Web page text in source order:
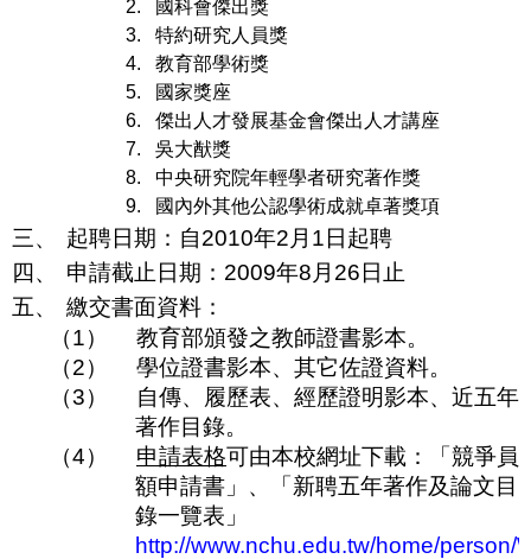
2.
國科會傑出獎
3.
特約研究人員獎
4.
教育部學術獎
5.
國家獎座
6.
傑出人才發展基金會傑出人才講座
7.
吳大猷獎
8.
中央研究院年輕學者研究著作獎
9.
國內外其他公認學術成就卓著獎項
三、 起聘日期：自2010年2 月 1日起聘
四、
申請截止日期： 2009年8 月 26日 止
五、
繳交書面資料：
（1）
教育部頒發之教師證書影本。
（2）
學位證書影本、其它佐證資料。
（3）
自傳、履歷表、經歷證明影本、近五年
著作目錄。
（4）
申請表格可由本校網址下載：「競爭員
額申請書」、「新聘五年著作及論文目
錄一覽表」
http://www.nchu.edu.tw/home/person/